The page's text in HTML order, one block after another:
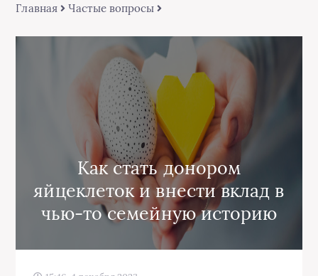
Главная Частые вопросы
Как стать донором
яйцеклеток и внести вклад в
чью-то семейную историю